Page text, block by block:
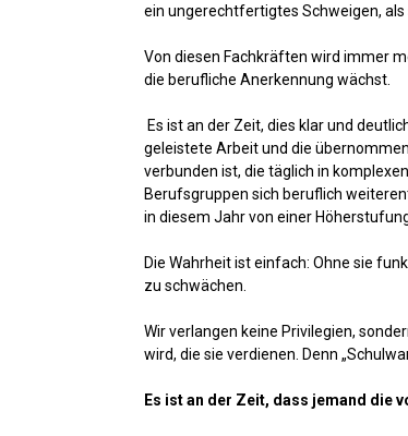
ein ungerechtfertigtes Schweigen,
Von diesen Fachkräften wird immer
die berufliche Anerkennung wächst.
Es ist an der Zeit, dies klar und
geleistete Arbeit und die
verbunden ist, die täglich in
Berufsgruppen sich beruflich
in diesem Jahr von einer
Die Wahrheit ist einfach: Ohne sie
zu schwächen.
Wir verlangen keine Privilegien,
wird, die sie verdienen. Denn
Es ist an der Zeit, dass jemand die